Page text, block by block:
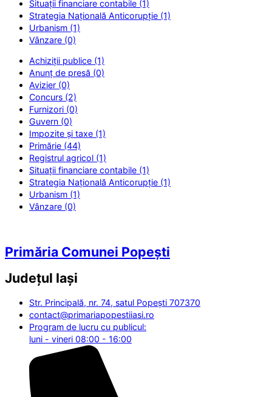
Situații financiare contabile (1)
Strategia Națională Anticorupție (1)
Urbanism (1)
Vânzare (0)
Achiziții publice (1)
Anunț de presă (0)
Avizier (0)
Concurs (2)
Furnizori (0)
Guvern (0)
Impozite și taxe (1)
Primărie (44)
Registrul agricol (1)
Situații financiare contabile (1)
Strategia Națională Anticorupție (1)
Urbanism (1)
Vânzare (0)
Primăria Comunei Popești
Județul Iași
Str. Principală, nr. 74, satul Popești 707370
contact@primariapopestiiasi.ro
Program de lucru cu publicul:
luni - vineri 08:00 - 16:00